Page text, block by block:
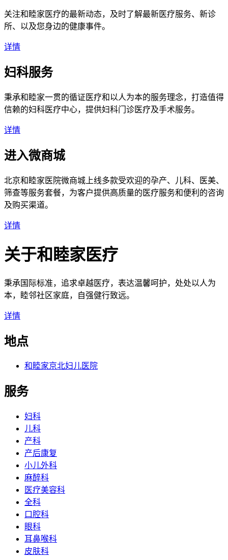
关注和睦家医疗的最新动态，及时了解最新医疗服务、新诊
所、以及您身边的健康事件。
详情
妇科服务
秉承和睦家一贯的循证医疗和以人为本的服务理念，打造值得
信赖的妇科医疗中心，提供妇科门诊医疗及手术服务。
详情
进入微商城
北京和睦家医院微商城上线多款受欢迎的孕产、儿科、医美、
筛查等服务套餐，为客户提供高质量的医疗服务和便利的咨询
及购买渠道。
详情
关于和睦家医疗
秉承国际标准，追求卓越医疗，表达温馨呵护，处处以人为
本，睦邻社区家庭，自强健行致远。
详情
地点
和睦家京北妇儿医院
服务
妇科
儿科
产科
产后康复
小儿外科
麻醉科
医疗美容科
全科
口腔科
眼科
耳鼻喉科
皮肤科